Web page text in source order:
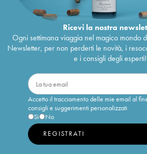
Ricevi la nostra
Ogni settimana viaggia nel magico mondo
Newsletter, per non perderti le novità, i
e i consigli degli esperti!
Accetto il tracciamento delle mie email al
consigli e suggerimenti personalizzati
Sì
No
REGISTRATI